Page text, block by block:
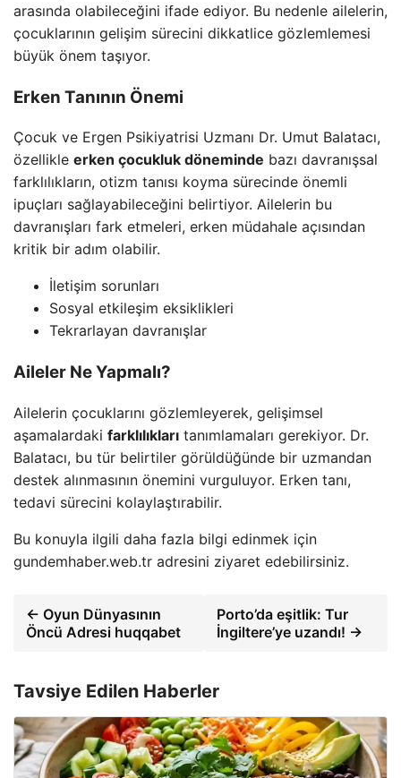
arasında olabileceğini ifade ediyor. Bu nedenle ailelerin,
çocuklarının gelişim sürecini dikkatlice gözlemlemesi
büyük önem taşıyor.
Erken Tanının Önemi
Çocuk ve Ergen Psikiyatrisi Uzmanı Dr. Umut Balatacı,
özellikle erken çocukluk döneminde bazı davranışsal
farklılıkların, otizm tanısı koyma sürecinde önemli
ipuçları sağlayabileceğini belirtiyor. Ailelerin bu
davranışları fark etmeleri, erken müdahale açısından
kritik bir adım olabilir.
İletişim sorunları
Sosyal etkileşim eksiklikleri
Tekrarlayan davranışlar
Aileler Ne Yapmalı?
Ailelerin çocuklarını gözlemleyerek, gelişimsel
aşamalardaki farklılıkları tanımlamaları gerekiyor. Dr.
Balatacı, bu tür belirtiler görüldüğünde bir uzmandan
destek alınmasının önemini vurguluyor. Erken tanı,
tedavi sürecini kolaylaştırabilir.
Bu konuyla ilgili daha fazla bilgi edinmek için
gundemhaber.web.tr adresini ziyaret edebilirsiniz.
← Oyun Dünyasının
Öncü Adresi huqqabet
Porto’da eşitlik: Tur
İngiltere’ye uzandı! →
Tavsiye Edilen Haberler